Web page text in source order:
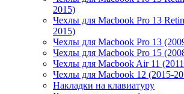
2015)
Чехлы для Macbook Pro 13
2015)
Чехлы для Macbook Pro 13
Чехлы для Macbook Pro 15
Чехлы для Macbook Air 11
Чехлы для Macbook 12 (2015-
Накладки на клавиатуру